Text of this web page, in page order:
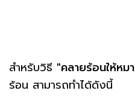
สำหรับวิธี "คลายร้อนให้หม
ร้อน สามารถทำได้ดังนี้